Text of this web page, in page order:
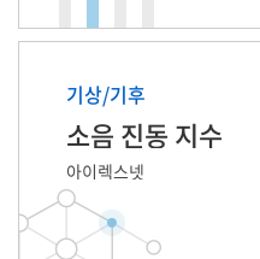
기상/기후
소음 진동 지수
아이렉스넷